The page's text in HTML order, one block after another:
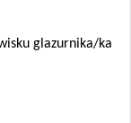
glazurnika/ka